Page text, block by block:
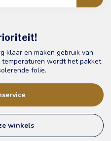
klaar en maken gebruik van
temperaturen wordt het pakket
folie.
winkels